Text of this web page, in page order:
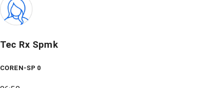
Tec Rx Spmk
COREN-SP 0